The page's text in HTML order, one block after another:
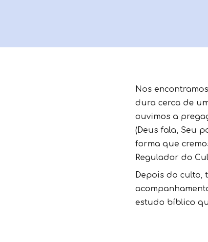
Nos
dura cerca de
ouvimos a
(Deus fala, Seu
forma que
Regulador do
Depois do culto,
estudo bíblico